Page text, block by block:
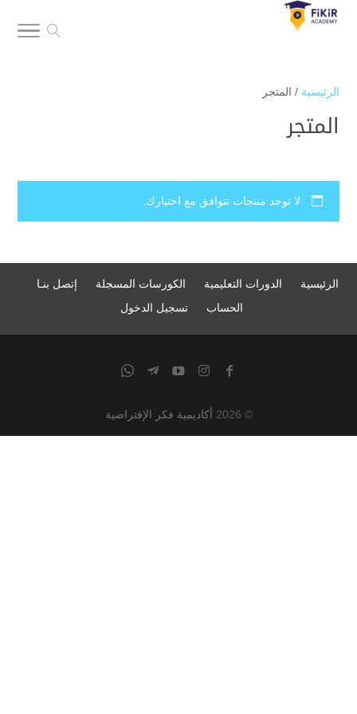
الرئيسية / المتجر
المتجر
لا توجد منتجات تتوافق مع اختيارك.
الرئيسية الدورات التعليمية الكورسات المسجلة
إتصل بنـا
الحساب
تسجيل الدخول
© 2026 أكاديمية فكر الإفتراضية